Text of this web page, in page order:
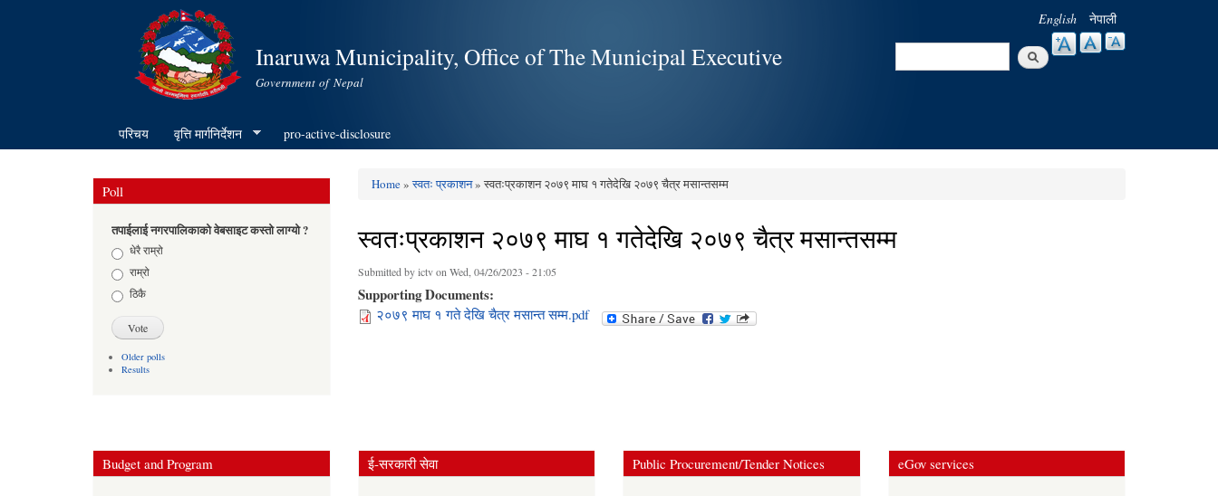
content
Inaruwa Municipality, Office of The Municipal Executive
Government of Nepal
English नेपाली
Search
परिचय वृत्ति मार्गनिर्देशन pro-active-disclosure
Poll
तपाईलाई नगरपालिकाको वेबसाइट कस्तो लाग्यो ?
Choicesधेरै राम्रो
राम्रो
ठिकै
Older polls
Results
You are here
Home»स्वतः प्रकाशन» स्वतःप्रकाशन २०७९ माघ १ गतेदेखि २०७९ चैत्र मसान्तसम्म
स्वतःप्रकाशन २०७९ माघ १ गतेदेखि २०७९ चैत्र मसान्तसम्म
Submitted byictvon Wed, 04/26/2023 - 21:05
Supporting Documents:
२०७९ माघ १ गते देखि चैत्र मसान्त सम्म.pdf
Budget and Program ई-सरकारी सेवा Public Procurement/Tender Notices eGov services